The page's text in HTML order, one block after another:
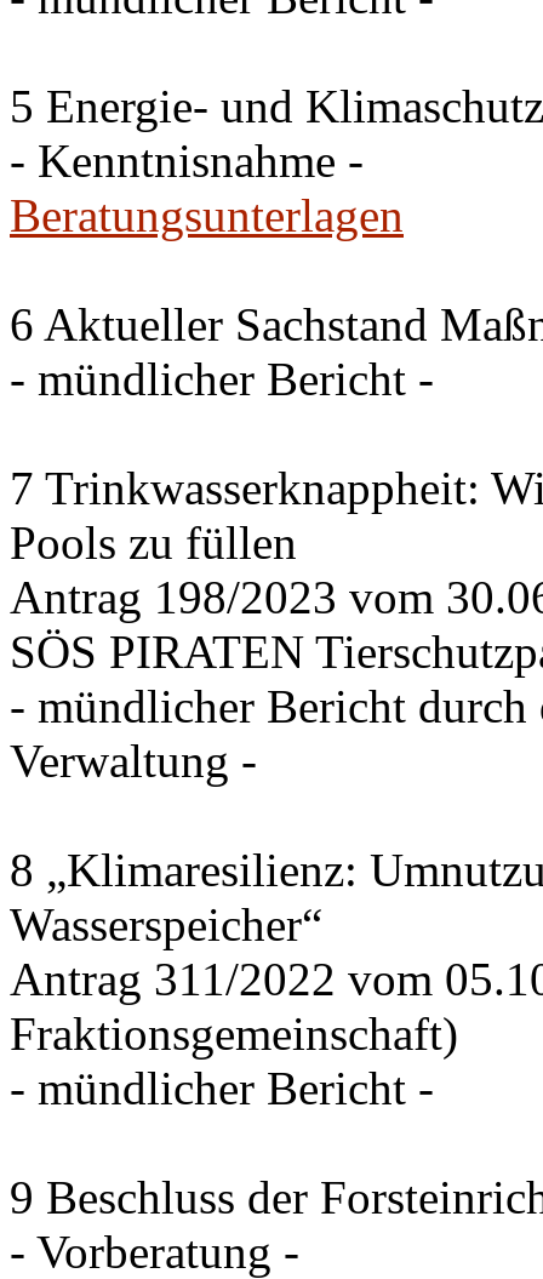
5 Energie- und
- Kenntnisnahme -
Beratungsunterlagen
6 Aktueller Sachstand
- mündlicher Bericht -
7 Trinkwasserknappheit:
Pools zu füllen
Antrag 198/2023 vom
SÖS PIRATEN
- mündlicher Bericht
Verwaltung -
8 „Klimaresilienz:
Wasserspeicher“
Antrag 311/2022 vom
Fraktionsgemeinschaft)
- mündlicher Bericht -
9 Beschluss der
- Vorberatung -